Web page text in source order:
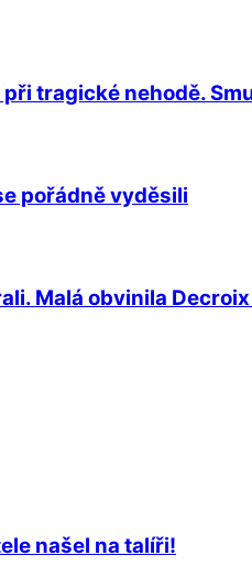
tragické nehodě.
pořádně vyděsili
Malá obvinila
našel na talíři!